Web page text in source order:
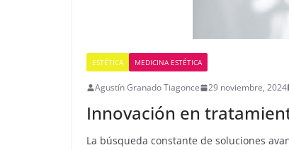
ESTÉTICA MEDICINA ESTÉTICA
Agustín Granado Tiagonce 29 noviembre, 2024
Innovación en
La búsqueda constante de soluciones